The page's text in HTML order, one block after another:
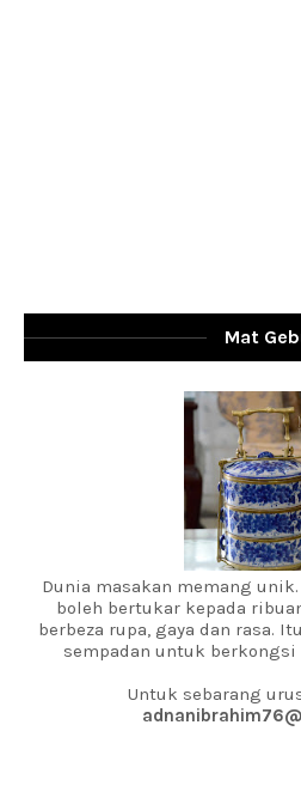
Mat
Dunia masakan memang
boleh bertukar kepada
berbeza rupa, gaya dan rasa.
sempadan untuk berkongsi
Untuk sebarang